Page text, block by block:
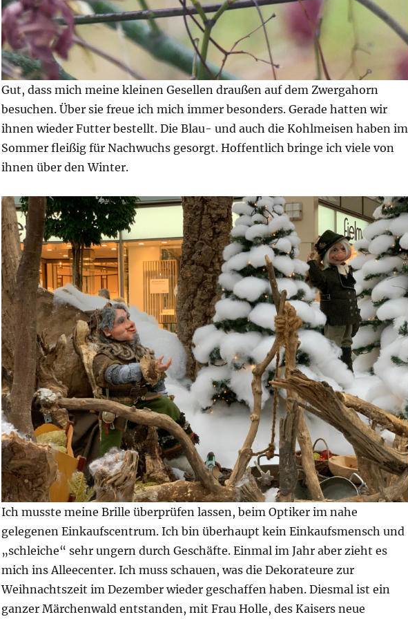
Gut, dass mich meine kleinen Gesellen draußen auf dem Zwergahorn
besuchen. Über sie freue ich mich immer besonders. Gerade hatten wir
ihnen wieder Futter bestellt. Die Blau- und auch die Kohlmeisen haben im
Sommer fleißig für Nachwuchs gesorgt. Hoffentlich bringe ich viele von
ihnen über den Winter.
Ich musste meine Brille überprüfen lassen, beim Optiker im nahe
gelegenen Einkaufscentrum. Ich bin überhaupt kein Einkaufsmensch und
„schleiche“ sehr ungern durch Geschäfte. Einmal im Jahr aber zieht es
mich ins Alleecenter. Ich muss schauen, was die Dekorateure zur
Weihnachtszeit im Dezember wieder geschaffen haben. Diesmal ist ein
ganzer Märchenwald entstanden, mit Frau Holle, des Kaisers neue